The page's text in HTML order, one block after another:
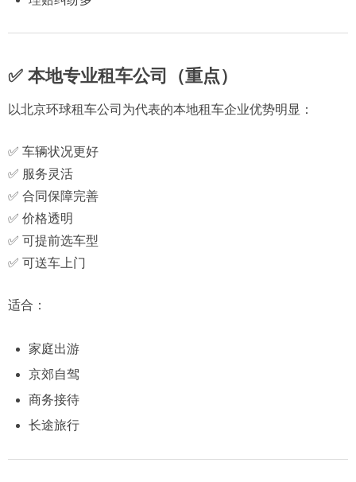
✅ 本地专业租车公司（重点）
以北京环球租车公司为代表的本地租车企业优势明显：
✅ 车辆状况更好
✅ 服务灵活
✅ 合同保障完善
✅ 价格透明
✅ 可提前选车型
✅ 可送车上门
适合：
家庭出游
京郊自驾
商务接待
长途旅行